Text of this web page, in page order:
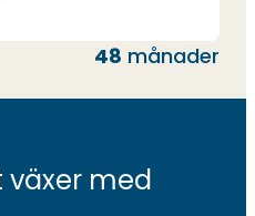
48 månader
växer med